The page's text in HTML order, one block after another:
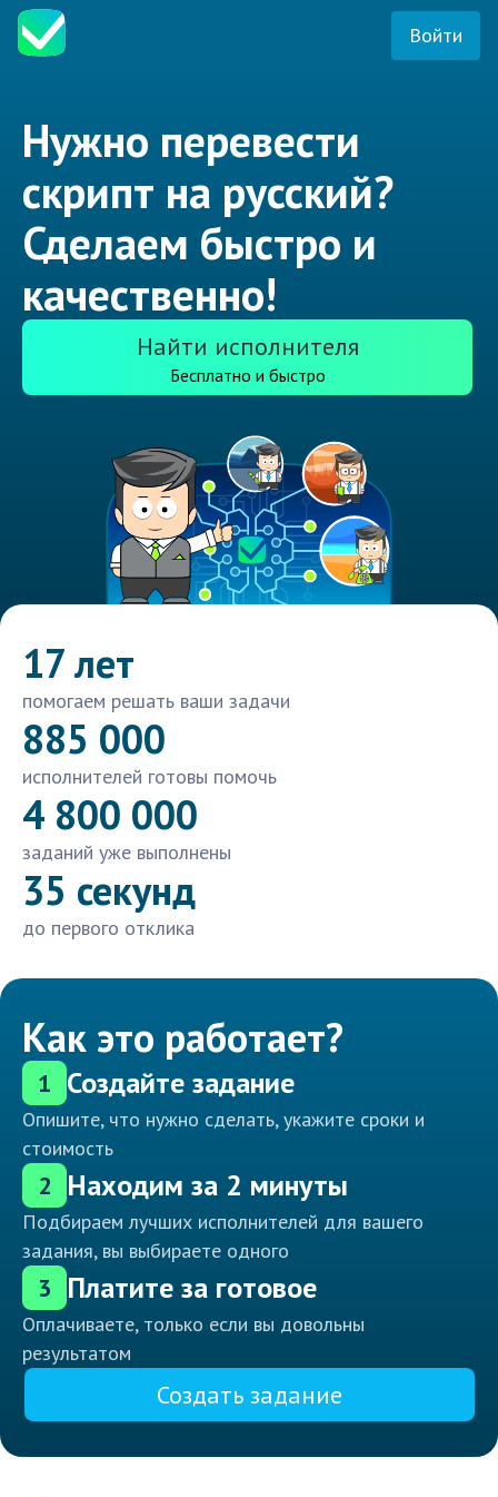
Войти
Нужно перевести
скрипт на русский?
Сделаем быстро и
качественно!
Найти исполнителя
Бесплатно и быстро
17 лет
помогаем решать ваши задачи
885 000
исполнителей готовы помочь
4 800 000
заданий уже выполнены
35 секунд
до первого отклика
Как это работает?
1 Создайте задание
Опишите, что нужно сделать, укажите сроки и
стоимость
2 Находим за 2 минуты
Подбираем лучших исполнителей для вашего
задания, вы выбираете одного
3 Платите за готовое
Оплачиваете, только если вы довольны
результатом
Создать задание